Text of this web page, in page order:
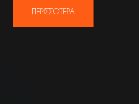
ΠΕΡΙΣΣΟΤΕΡΑ